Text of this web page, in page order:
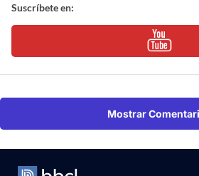
Suscríbete en:
Mostrar